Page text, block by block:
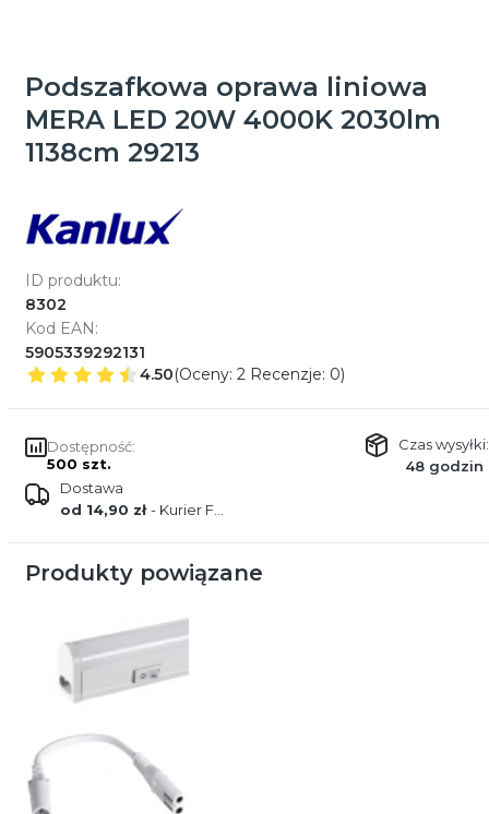
Podszafkowa oprawa liniowa
MERA LED 20W 4000K 2030lm
1138cm 29213
ID produktu:
8302
Kod EAN:
5905339292131
4.50(Oceny: 2 Recenzje: 0)
Dostępność:
500 szt.
Czas wysyłki:
48 godzin
Dostawa
od 14,90 zł- Kurier FEDEX
Produkty powiązane